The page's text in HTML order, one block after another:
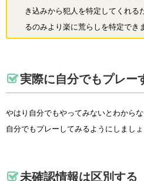
き込みから犯人を特定してくれる
るのみより楽に荒らしを特定でき
実際に自分でもプレー
やはり自分でもやってみないとわからな
自分でもプレーしてみるようにしましょ
未確認情報は区別する